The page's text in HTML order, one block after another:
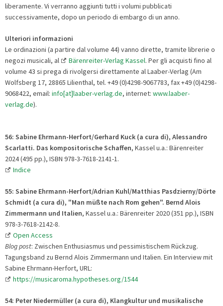
liberamente. Vi verranno aggiunti tutti i volumi pubblicati
successivamente, dopo un periodo di embargo di un anno.
Ulteriori informazioni
Le ordinazioni (a partire dal volume 44) vanno dirette, tramite librerie o
negozi musicali, al
Bärenreiter-Verlag Kassel. Per gli acquisti fino al
volume 43 si prega di rivolgersi direttamente al Laaber-Verlag (Am
Wolfsberg 17, 28865 Lilienthal, tel. +49 (0)4298-9067783, fax +49 (0)4298-
9068422, email: info[at]laaber-verlag.de, internet: www.laaber-
verlag.de).
56: Sabine Ehrmann-Herfort/Gerhard Kuck (a cura di), Alessandro
Scarlatti. Das kompositorische Schaffen, Kassel u.a.: Bärenreiter
2024 (495 pp.), ISBN 978-3-7618-2141-1.
Indice
55: Sabine Ehrmann-Herfort/Adrian Kuhl/Matthias Pasdzierny/Dörte
Schmidt (a cura di), "Man müßte nach Rom gehen". Bernd Alois
Zimmermann und Italien, Kassel u.a.: Bärenreiter 2020 (351 pp.), ISBN
978-3-7618-2142-8.
Open Access
Blog post: Zwischen Enthusiasmus und pessimistischem Rückzug.
Tagungsband zu Bernd Alois Zimmermann und Italien. Ein Interview mit
Sabine Ehrmann-Herfort, URL:
https://musicaroma.hypotheses.org/1544
54: Peter Niedermüller (a cura di), Klangkultur und musikalische